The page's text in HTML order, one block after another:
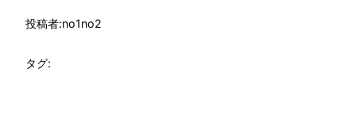
投稿者:no1no2
タグ: